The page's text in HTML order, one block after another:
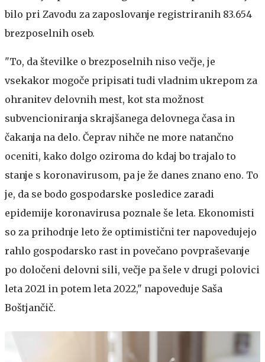
bilo pri Zavodu za zaposlovanje registriranih 83.654
brezposelnih oseb.
"To, da številke o brezposelnih niso večje, je
vsekakor mogoče pripisati tudi vladnim ukrepom za
ohranitev delovnih mest, kot sta možnost
subvencioniranja skrajšanega delovnega časa in
čakanja na delo. Čeprav nihče ne more natančno
oceniti, kako dolgo oziroma do kdaj bo trajalo to
stanje s koronavirusom, pa je že danes znano eno. To
je, da se bodo gospodarske posledice zaradi
epidemije koronavirusa poznale še leta. Ekonomisti
so za prihodnje leto že optimistični ter napovedujejo
rahlo gospodarsko rast in povečano povpraševanje
po določeni delovni sili, večje pa šele v drugi polovici
leta 2021 in potem leta 2022," napoveduje Saša
Boštjančič.